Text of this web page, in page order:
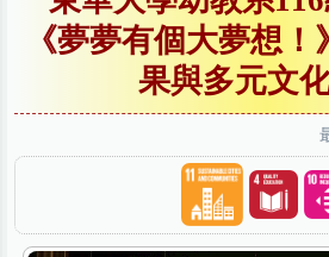
《夢夢有個大夢想
果與多元文